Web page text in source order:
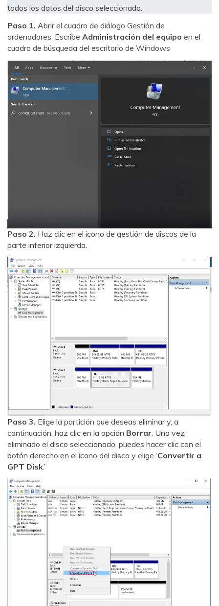
todos los datos del disco seleccionado.
Paso 1. Abrir el cuadro de diálogo Gestión de
ordenadores. Escribe Administración del equipo en el
cuadro de búsqueda del escritorio de Windows
Paso 2. Haz clic en el icono de gestión de discos de la
parte inferior izquierda.
Paso 3. Elige la partición que deseas eliminar y, a
continuación, haz clic en la opción Borrar . Una vez
eliminado el disco seleccionado, puedes hacer clic con el
botón derecho en el icono del disco y elige ‘Convertir a
GPT Disk.’